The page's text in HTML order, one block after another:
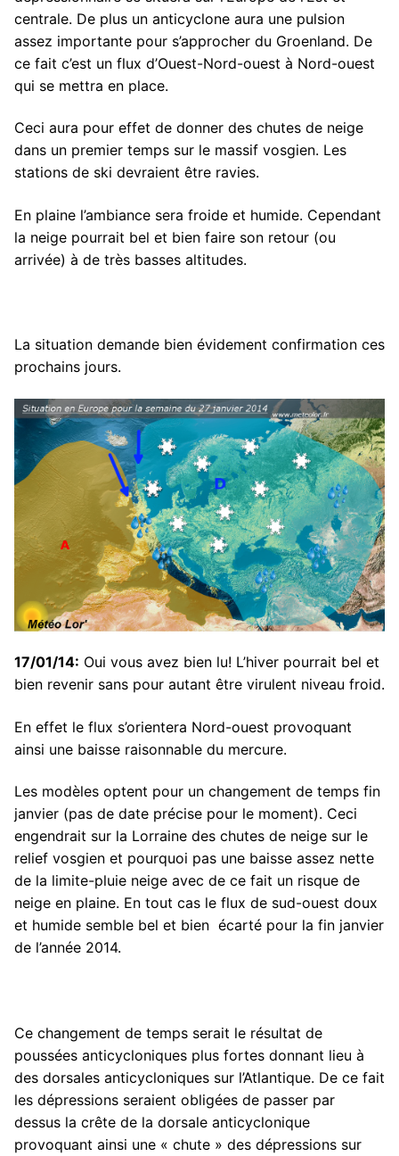
centrale. De plus un anticyclone aura une pulsion
assez importante pour s’approcher du Groenland. De
ce fait c’est un flux d’Ouest-Nord-ouest à Nord-ouest
qui se mettra en place.
Ceci aura pour effet de donner des chutes de neige
dans un premier temps sur le massif vosgien. Les
stations de ski devraient être ravies.
En plaine l’ambiance sera froide et humide. Cependant
la neige pourrait bel et bien faire son retour (ou
arrivée) à de très basses altitudes.
La situation demande bien évidement confirmation ces
prochains jours.
17/01/14: Oui vous avez bien lu! L’hiver pourrait bel et
bien revenir sans pour autant être virulent niveau froid.
En effet le flux s’orientera Nord-ouest provoquant
ainsi une baisse raisonnable du mercure.
Les modèles optent pour un changement de temps fin
janvier (pas de date précise pour le moment). Ceci
engendrait sur la Lorraine des chutes de neige sur le
relief vosgien et pourquoi pas une baisse assez nette
de la limite-pluie neige avec de ce fait un risque de
neige en plaine. En tout cas le flux de sud-ouest doux
et humide semble bel et bien écarté pour la fin janvier
de l’année 2014.
Ce changement de temps serait le résultat de
poussées anticycloniques plus fortes donnant lieu à
des dorsales anticycloniques sur l’Atlantique. De ce fait
les dépressions seraient obligées de passer par
dessus la crête de la dorsale anticyclonique
provoquant ainsi une « chute » des dépressions sur